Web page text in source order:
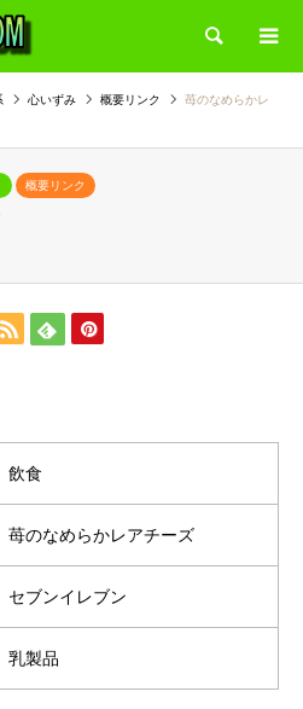
検索
心いずみ 概要リンク
苺のなめらかレ
概要リンク
飲食
苺のなめらかレアチーズ
セブンイレブン
乳製品